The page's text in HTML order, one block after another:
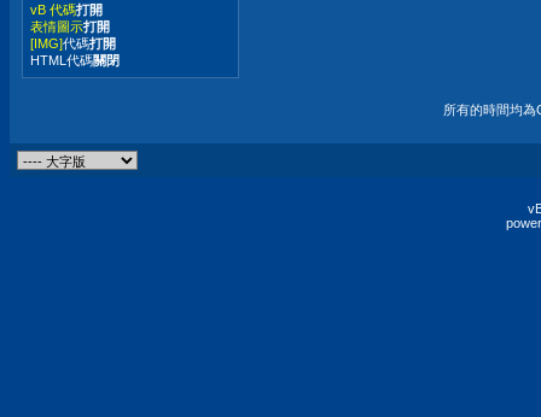
vB 代碼打開
表情圖示打開
[IMG]代碼打開
HTML代碼關閉
所有的時間均為